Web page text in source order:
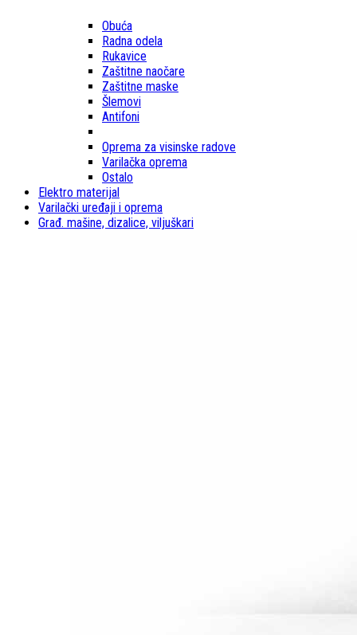
Obuća
Radna odela
Rukavice
Zaštitne naočare
Zaštitne maske
Šlemovi
Antifoni
Oprema za visinske radove
Varilačka oprema
Ostalo
Elektro materijal
Varilački uređaji i oprema
Građ. mašine, dizalice, viljuškari